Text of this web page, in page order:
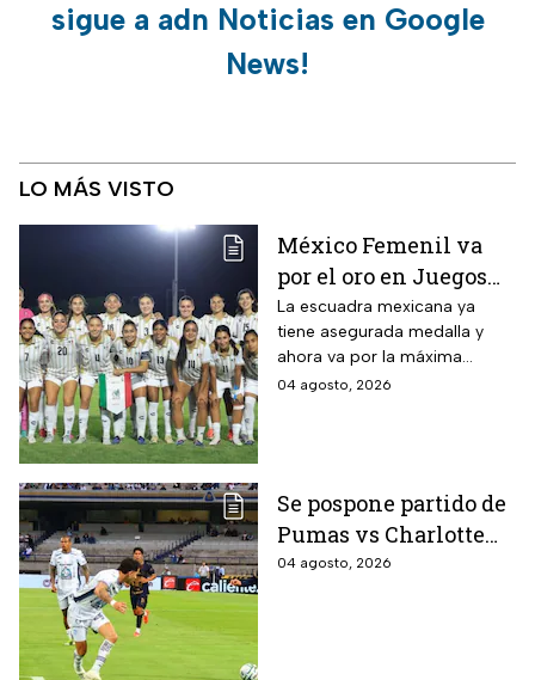
sigue a adn Noticias en Google
News!
LO MÁS VISTO
México Femenil va
por el oro en Juegos
Centroamericanos; ya
conoce a su rival
La escuadra mexicana ya
tiene asegurada medalla y
ahora va por la máxima
presea en los Juegos
04 agosto, 2026
Se pospone partido de
Pumas vs Charlotte
FC en el inicio de la
04 agosto, 2026